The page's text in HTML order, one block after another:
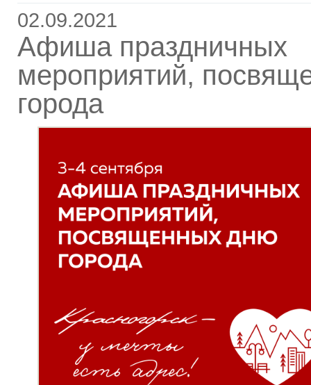
02.09.2021
Афиша праздничных
мероприятий,
города